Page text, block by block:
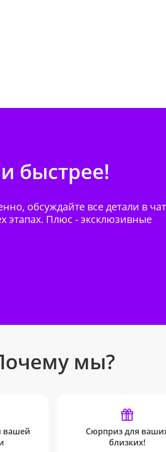
быстрее!
обсуждайте все детали в
этапах. Плюс - эксклюзивные
мы?
вашей
Сюрприз для
близких!